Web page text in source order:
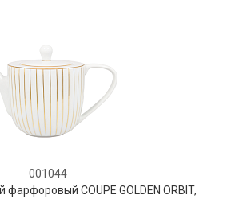
001044
COUPE GOLDEN ORBIT,